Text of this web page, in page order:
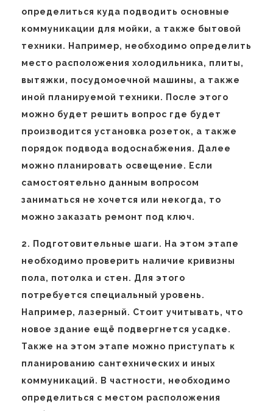
определиться куда подводить основные
коммуникации для мойки, а также бытовой
техники. Например, необходимо определить
место расположения холодильника, плиты,
вытяжки, посудомоечной машины, а также
иной планируемой техники. После этого
можно будет решить вопрос где будет
производится установка розеток, а также
порядок подвода водоснабжения. Далее
можно планировать освещение. Если
самостоятельно данным вопросом
заниматься не хочется или некогда, то
можно заказать ремонт под ключ.
2. Подготовительные шаги. На этом этапе
необходимо проверить наличие кривизны
пола, потолка и стен. Для этого
потребуется специальный уровень.
Например, лазерный. Стоит учитывать, что
новое здание ещё подвергнется усадке.
Также на этом этапе можно приступать к
планированию сантехнических и иных
коммуникаций. В частности, необходимо
определиться с местом расположения